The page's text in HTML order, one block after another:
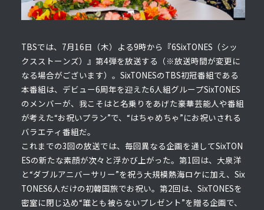
TBSでは、7月16日（木）よる9時から『6SixTONES（シッ
クスストーンズ）』第4弾を放送する（※放送時間が変更に
なる場合がございます）。SixTONESのTBS初冠番組である
本番組は、デビュー6周年を迎えた6人組グループSixTONES
のメンバーが、我こそはと名乗りをあげた豪華芸能人や番組
が考えた“お祝いプラン”で、“はちゃめちゃ”にお祝いされる
バラエティ番組だ。
これまでの3回の放送では、毎回異なる企画を通してSixTON
ESの新たな素顔が次々と浮かび上がった。第1回は、大泉洋
と“ダブルアニバーサリー”を祝う大規模熱海ロケに加え、Six
TONES6人だけの初韓国旅でお祝い。第2回は、SixTONESを
密室に閉じ込め“誰とも被らないプレゼント”を贈る企画で、